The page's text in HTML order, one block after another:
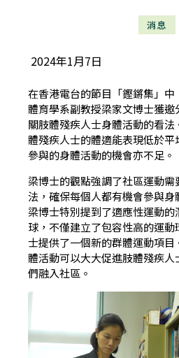
消息
2024年1月7日
在香港電台的節目「鏗鏘集」
體育學系副教授梁家文博士獲
關肢體殘疾人士身體活動的看
體殘疾人士的體適能表現低於
參與的身體活動的機會亦不足。
梁博士的觀點強調了社區運動
法，確保每個人都有機會參與身
梁博士特別提到了適應性運動
球，不僅建立了包容性高的運
士提供了一個新的群體運動項
體活動可以大大促進肢體殘疾
們融入社區。